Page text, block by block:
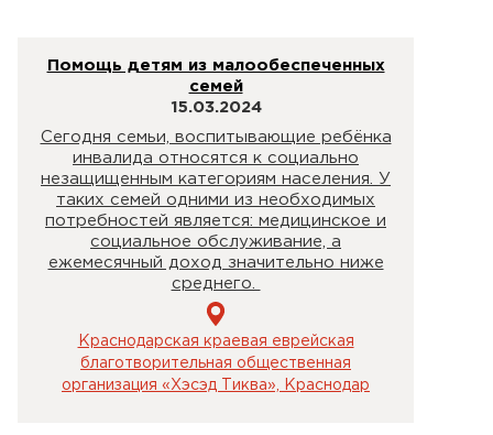
Помощь детям из малообеспеченных
семей
15.03.2024
Сегодня семьи, воспитывающие ребёнка
инвалида относятся к социально
незащищенным категориям населения. У
таких семей одними из необходимых
потребностей является: медицинское и
социальное обслуживание, а
ежемесячный доход значительно ниже
среднего.
Краснодарская краевая еврейская
благотворительная общественная
организация «Хэсэд Тиква», Краснодар